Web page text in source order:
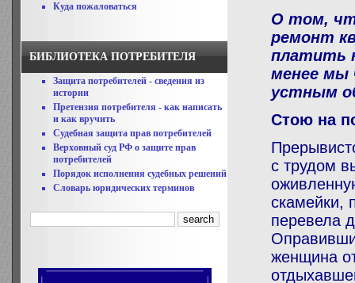
Куда пожаловаться
БИБЛИОТЕКА ПОТРЕБИТЕЛЯ
Защита потребителей - сведения из
истории
Претензия потребителя - как написать
и как вручить
Судебная защита прав потребителей
Верховный суд РФ о защите прав
потребителей
Порядок исполнения судебных решений
Словарь юридических терминов
О том,
ремонт
платить
менее мы
устным
Стою на
с трудом
скамейки,
перевела
женщина